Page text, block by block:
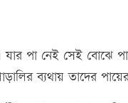
যার পা নেই সেই বোঝে
ব্যথায় তাদের